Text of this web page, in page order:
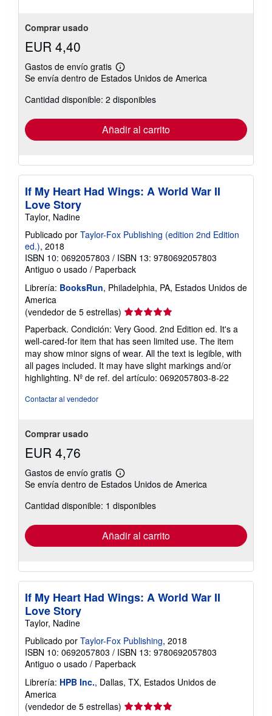
Comprar usado
EUR 4,40
Gastos de envío gratis
Más
información
las
tarifas
envío
Se envía dentro de Estados Unidos de America
Cantidad disponible: 2 disponibles
Añadir al carrito
If My Heart Had Wings: A World War II
Love Story
Taylor, Nadine
Publicado por Taylor-Fox Publishing (edition 2nd Edition
ed.), 2018
ISBN 10: 0692057803 / ISBN 13: 9780692057803
Antiguo o usado / Paperback
Librería: BooksRun, Philadelphia, PA, Estados Unidos de
America
(vendedor de 5 estrellas) Calificación
vendedor:
5
de
5
estrellas
Paperback. Condición: Very Good. 2nd Edition ed. It's a
well-cared-for item that has seen limited use. The item
may show minor signs of wear. All the text is legible, with
all pages included. It may have slight markings and/or
highlighting. Nº de ref. del artículo: 0692057803-8-22
Contactar al vendedor
Comprar usado
EUR 4,76
Gastos de envío gratis
Más
información
las
tarifas
envío
Se envía dentro de Estados Unidos de America
Cantidad disponible: 1 disponibles
Añadir al carrito
If My Heart Had Wings: A World War II
Love Story
Taylor, Nadine
Publicado por Taylor-Fox Publishing, 2018
ISBN 10: 0692057803 / ISBN 13: 9780692057803
Antiguo o usado / Paperback
Librería: HPB Inc., Dallas, TX, Estados Unidos de
America
(vendedor de 5 estrellas) Calificación